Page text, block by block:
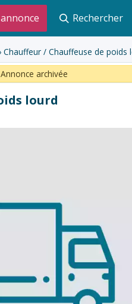
Rechercher
› Chauffeur / Chauffeuse de poids
Annonce archivée
lourd